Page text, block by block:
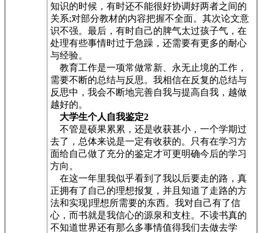
知识的时候，有时还不能很好协调好两者之间的
关系;对部分教材的内容把握不全面。其次论文意
识不强。最后，有时自己的脾气太过孩子气，在
处理有些事情时过于急躁，还需要有更多的耐心
与经验。
教育工作是一项常做常新、永无止境的工作，
需要不断的总结与反思。我相信在反复的总结与
反思中，我会不断地完善自我与提高自我，越做
越好的。
大学生个人自我鉴定2
不管是硕果累累，还是收获甚小，一个学期过
去了，总体来说是一定有收获的。只有在学习方
面给自己做了充分的鉴定才可更明确今后的学习
方向。
在这一年里我似乎看到了我以后要走的路，真
正拥有了自己的理想报复，并且知道了走路的方
法和实现]理想所需要的东西。我对自己有了信
心，而书就是我信心的源泉和支柱。不读书真的
不知道世界还有那么多事情值得我们去做去学